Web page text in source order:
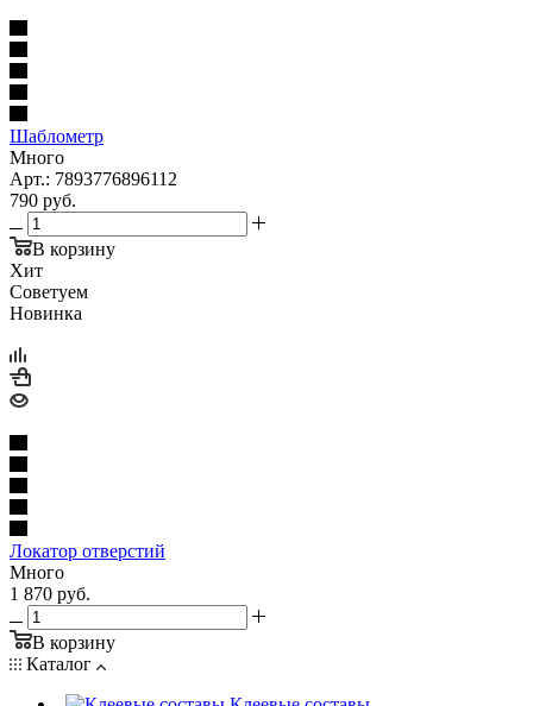
Шаблометр
Много
Арт.: 7893776896112
790 руб.
В корзину
Хит
Советуем
Новинка
Локатор отверстий
Много
1 870 руб.
В корзину
Каталог